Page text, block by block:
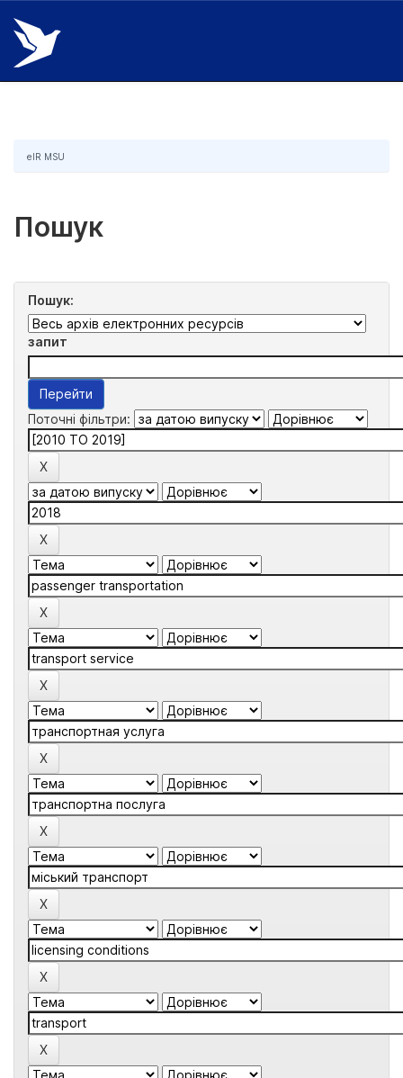
Skip
navigation
eIR MSU
Пошук
Пошук:
запит
Поточні фільтри: